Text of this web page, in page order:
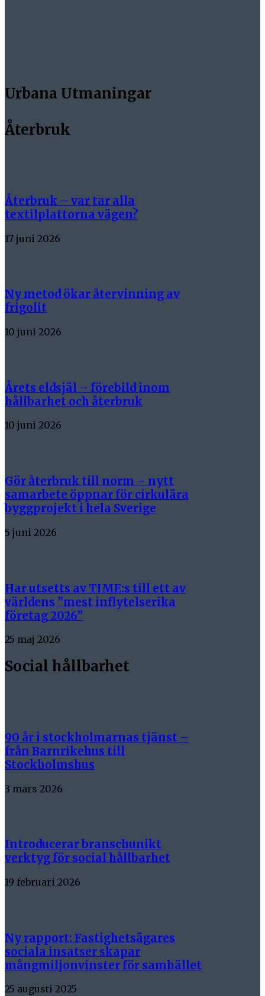
Urbana Utmaningar
Återbruk
Återbruk – var tar alla
textilplattorna vägen?
17 juni 2026
Ny metod ökar återvinning av
frigolit
10 juni 2026
Årets eldsjäl – förebild inom
hållbarhet och återbruk
10 juni 2026
Gör återbruk till norm – nytt
samarbete öppnar för cirkulära
byggprojekt i hela Sverige
5 juni 2026
Har utsetts av TIME:s till ett av
världens ”mest inflytelserika
företag 2026”
25 maj 2026
Social hållbarhet
90 år i stockholmarnas tjänst –
från Barnrikehus till
Stockholmshus
3 mars 2026
Introducerar branschunikt
verktyg för social hållbarhet
19 februari 2026
Ny rapport: Fastighetsägares
sociala insatser skapar
mångmiljonvinster för samhället
25 augusti 2025